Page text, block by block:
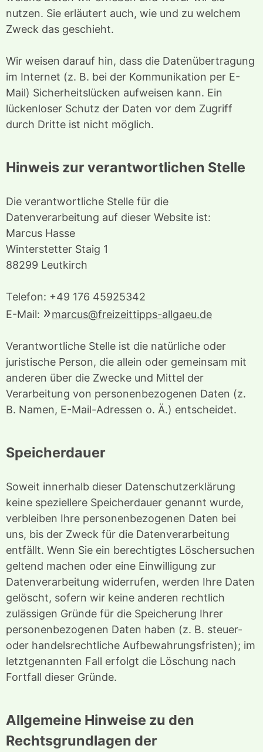
nutzen. Sie erläutert auch, wie und zu welchem
Zweck das geschieht.
Wir weisen darauf hin, dass die Datenübertragung
im Internet (z. B. bei der Kommunikation per E-
Mail) Sicherheitslücken aufweisen kann. Ein
lückenloser Schutz der Daten vor dem Zugriff
durch Dritte ist nicht möglich.
Hinweis zur verantwortlichen Stelle
Die verantwortliche Stelle für die
Datenverarbeitung auf dieser Website ist:
Marcus Hasse
Winterstetter Staig 1
88299 Leutkirch
Telefon: +49 176 45925342
E-Mail:
marcus@freizeittipps-allgaeu.de
Verantwortliche Stelle ist die natürliche oder
juristische Person, die allein oder gemeinsam mit
anderen über die Zwecke und Mittel der
Verarbeitung von personenbezogenen Daten (z.
B. Namen, E-Mail-Adressen o. Ä.) entscheidet.
Speicherdauer
Soweit innerhalb dieser Datenschutzerklärung
keine speziellere Speicherdauer genannt wurde,
verbleiben Ihre personenbezogenen Daten bei
uns, bis der Zweck für die Datenverarbeitung
entfällt. Wenn Sie ein berechtigtes Löschersuchen
geltend machen oder eine Einwilligung zur
Datenverarbeitung widerrufen, werden Ihre Daten
gelöscht, sofern wir keine anderen rechtlich
zulässigen Gründe für die Speicherung Ihrer
personenbezogenen Daten haben (z. B. steuer-
oder handelsrechtliche Aufbewahrungsfristen); im
letztgenannten Fall erfolgt die Löschung nach
Fortfall dieser Gründe.
Allgemeine Hinweise zu den
Rechtsgrundlagen der